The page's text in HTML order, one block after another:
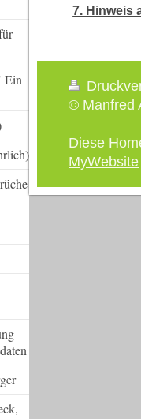
7. Hinweis
© Manfred
Diese
MyWebsite
Ein